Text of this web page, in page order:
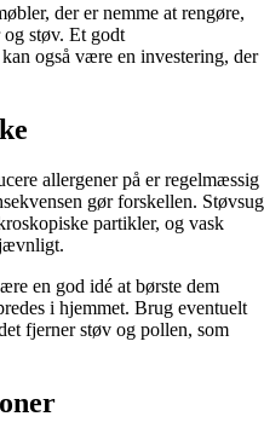
der er nemme at rengøre,
støv. Et godt
også være en investering, der
allergener på er regelmæssig
gør forskellen. Støvsug
partikler, og vask
en god idé at børste dem
i hjemmet. Brug eventuelt
fjerner støv og pollen, som